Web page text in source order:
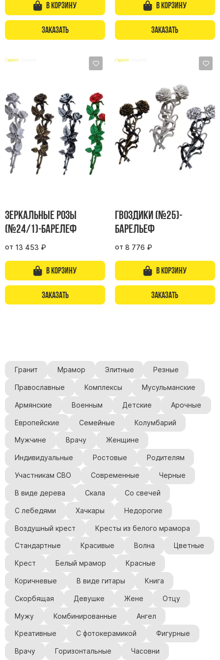
Скульптуры, барельефы и бюсты из бронзы
Колумбарий
Недорогие памятники
Памятники животным
Памятники двойные
Памятники женщине
Памятники маме
Памятники жене
Памятники девушке
Памятники дочери
Памятники дедушке
Памятники мужу
Памятники вертикальные
Памятники врачу
Памятники книга
Памятники красивые
Памятники Православные
Памятники прямоугольные
Памятники с воздушным креcтом
Памятники с колоннами
Памятники современные
Памятники стандартные
Памятники черные
Памятники со свечей
Памятники в виде дерева
Памятники с лебедями
Памятники в форме волны
Хачкары
Памятники ростовые
Памятники в форме скалы
Памятник Родителям
Флагштоки
Мемориальные доски
В корзину
Заказать
В корзину
Заказать
Зеркальные розы
(№24/1)-барелеф
от 13 453 ₽
В корзину
Заказать
Гвоздики (№25)-
барельеф
от 8 776 ₽
В корзину
Заказать
Гранит Мрамор Элитные Резные
Православные Комплексы Мусульманские
Армянские Военным Детские Арочные
Европейские Семейные Колумбарий
Мужчине Врачу Женщине
Индивидуальные Ростовые Родителям
Участникам СВО Современные Черные
В виде дерева Скала Со свечей
С лебедями Хачкары Недорогие
Воздушный крест Кресты из белого мрамора
Стандартные Красивые Волна Цветные
Крест Белый мрамор Красные
Коричневые В виде гитары Книга
Скорбящая Девушке Жене Отцу
Мужу Комбинированные Ангел
Креативные С фотокерамикой Фигурные
Врачу Горизонтальные Часовни